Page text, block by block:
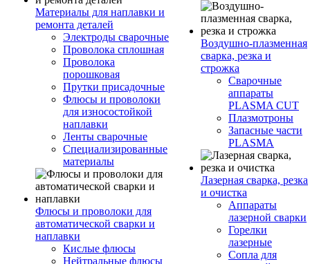
Материалы для наплавки и
ремонта деталей
Электроды сварочные
Проволока сплошная
Проволока
порошковая
Прутки присадочные
Флюсы и проволоки
для износостойкой
наплавки
Ленты сварочные
Специализированные
материалы
Флюсы и проволоки для
автоматической сварки и
наплавки
Кислые флюсы
Нейтральные флюсы
Воздушно-плазменная
сварка, резка и
строжка
Сварочные
аппараты
PLASMA CUT
Плазмотроны
Запасные части
PLASMA
Лазерная сварка, резка
и очистка
Аппараты
лазерной сварки
Горелки
лазерные
Сопла для